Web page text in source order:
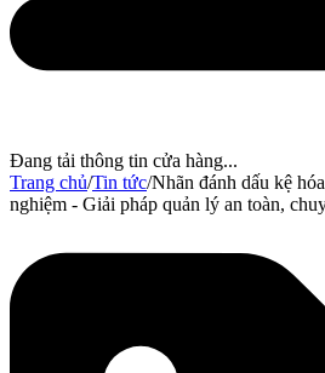
Đang tải thông tin cửa hàng...
Trang chủ/Tin tức/Nhãn đánh dấu kệ
nghiệm - Giải pháp quản lý an toàn,